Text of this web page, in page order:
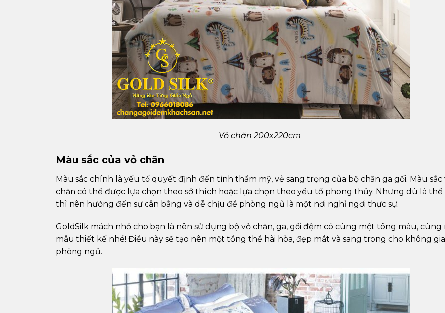
Vỏ chăn 200x220cm
Màu sắc của vỏ chăn
Màu sắc chính là yếu tố quyết định đến tính thẩm mỹ, vẻ sang trọng của bộ chăn ga gối. Màu sắc
chăn có thể được lựa chọn theo sở thích hoặc lựa chọn theo yếu tố phong thủy. Nhưng dù là thế
thì nên hướng đến sự cân bằng và dễ chịu để phòng ngủ là một nơi nghỉ ngơi thực sự.
GoldSilk mách nhỏ cho bạn là nên sử dụng bộ vỏ chăn, ga, gối đệm có cùng một tông màu, cùng
mẫu thiết kế nhé! Điều này sẽ tạo nên một tổng thể hài hòa, đẹp mắt và sang trong cho không
phòng ngủ.